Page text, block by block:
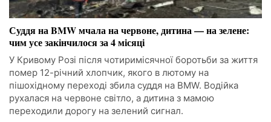
Суддя на BMW мчала на червоне, дитина — на зелене:
чим усе закінчилося за 4 місяці
У Кривому Розі після чотиримісячної боротьби за життя
помер 12-річний хлопчик, якого в лютому на
пішохідному переході збила суддя на BMW. Водійка
рухалася на червоне світло, а дитина з мамою
переходили дорогу на зелений сигнал.